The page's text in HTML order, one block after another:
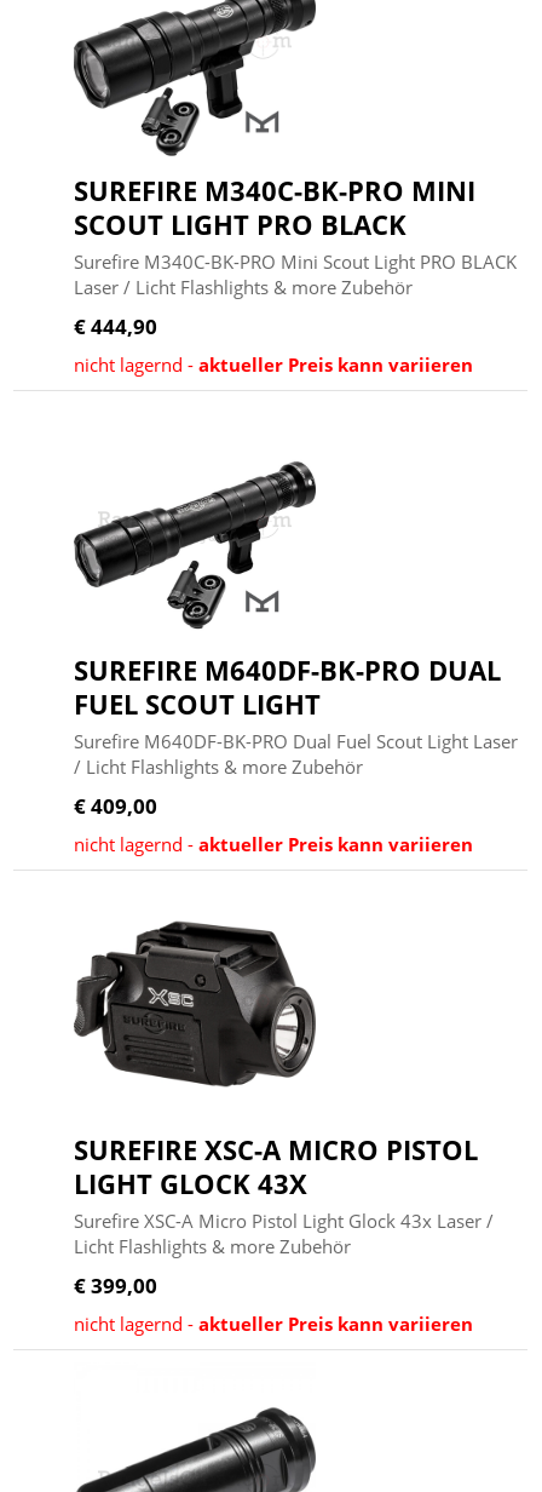
SUREFIRE M340C-BK-PRO MINI
SCOUT LIGHT PRO BLACK
Surefire M340C-BK-PRO Mini Scout Light PRO BLACK
Laser / Licht Flashlights & more Zubehör
€ 444,90
nicht lagernd -aktueller Preis kann variieren
SUREFIRE M640DF-BK-PRO DUAL
FUEL SCOUT LIGHT
Surefire M640DF-BK-PRO Dual Fuel Scout Light Laser
/ Licht Flashlights & more Zubehör
€ 409,00
nicht lagernd -aktueller Preis kann variieren
SUREFIRE XSC-A MICRO PISTOL
LIGHT GLOCK 43X
Surefire XSC-A Micro Pistol Light Glock 43x Laser /
Licht Flashlights & more Zubehör
€ 399,00
nicht lagernd -aktueller Preis kann variieren